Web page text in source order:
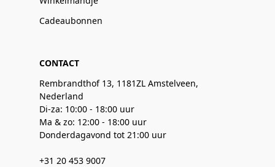
Cadeaubonnen
CONTACT
Rembrandthof 13, 1181ZL Amstelveen,
Nederland
Di-za: 10:00 - 18:00 uur
Ma & zo: 12:00 - 18:00 uur
Donderdagavond tot 21:00 uur
+31 20 453 9007